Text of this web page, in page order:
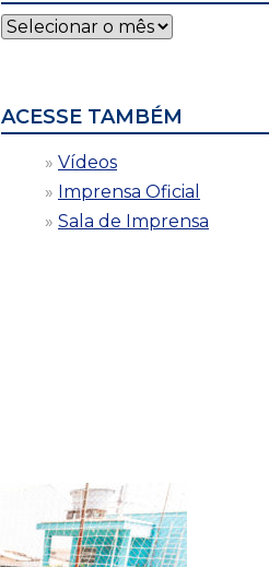
Notícias
por
ACESSE TAMBÉM
Vídeos
Imprensa Oficial
Sala de Imprensa